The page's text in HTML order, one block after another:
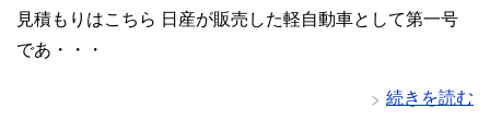
見積もりはこちら 日産が販売した軽自動車として第一号
であ・・・
続きを読む